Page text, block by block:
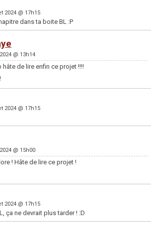
2024 @ 17h15
dans ta boite BL :P
@ 13h14
hâte de lire enfin ce projet !!!!
2024 @ 17h15
@ 15h00
! Hâte de lire ce projet !
2024 @ 17h15
ça ne devrait plus tarder ! :D